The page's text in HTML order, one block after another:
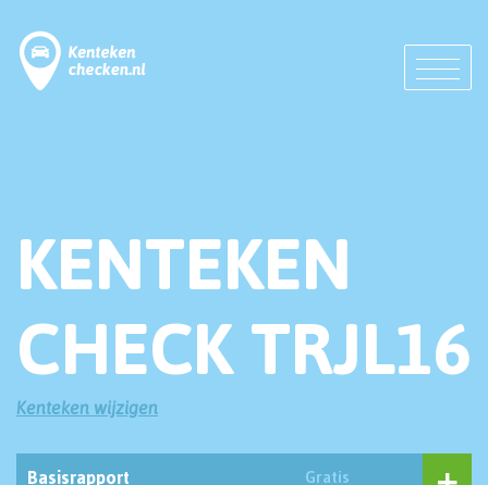
KENTEKEN
CHECK TRJL16
Kenteken wijzigen
Basisrapport Gratis